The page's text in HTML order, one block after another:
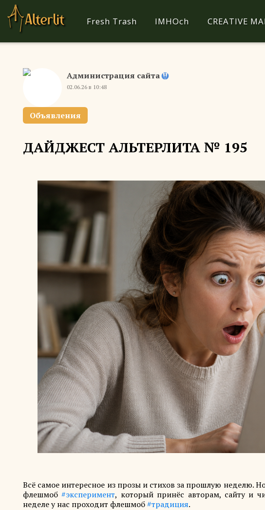
Fresh Trash IMHOch CREATIVE
Администрация сайта
02.06.26 в 10:48
Объявления
ДАЙДЖЕСТ АЛЬТЕРЛИТА № 195
Всё самое интересное из прозы и стихов за прошлую неделю.
флешмоб#эксперимент, который принёс авторам, сайту и
неделе у нас проходит флешмоб#традиция.